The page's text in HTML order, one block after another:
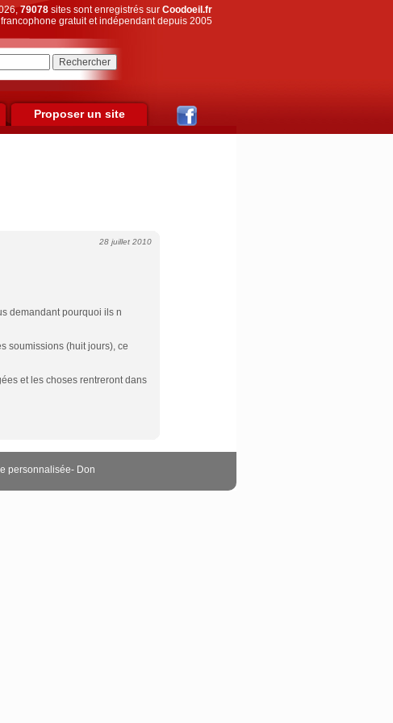
79078sites sont enregistrés sur Coodoeil.fr
gratuit et indépendant depuis 2005
Proposer un site
28 juillet 2010
demandant pourquoi ils n
soumissions (huit jours), ce
et les choses rentreront dans
personnalisée- Don